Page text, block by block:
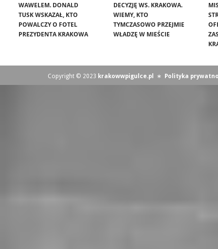
WAWELEM. DONALD
TUSK WSKAZAŁ, KTO
POWALCZY O FOTEL
PREZYDENTA KRAKOWA
DECYZJĘ WS. KRAKOWA.
WIEMY, KTO
TYMCZASOWO PRZEJMIE
WŁADZĘ W MIEŚCIE
Copyright © 2023 krakowwpigulce.pl ∗ Polityka